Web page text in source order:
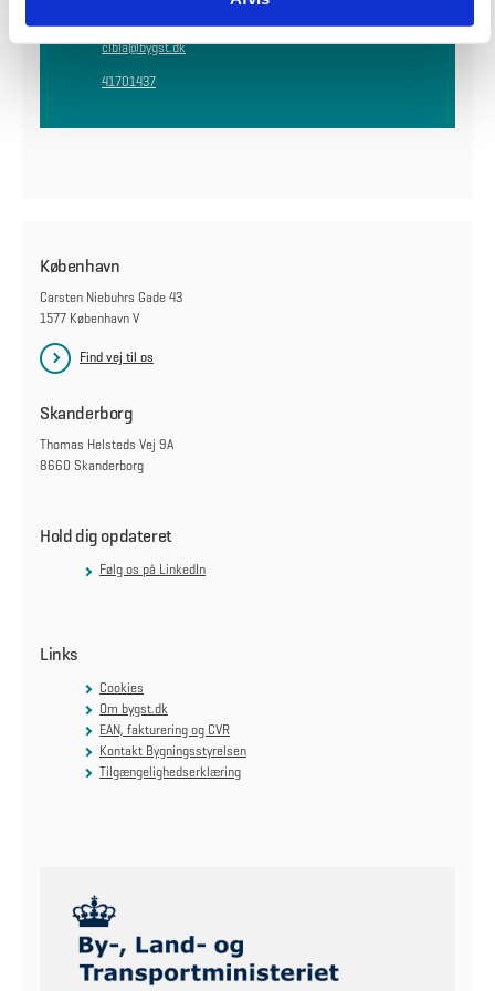
clbla@bygst.dk
41701437
København
Carsten Niebuhrs Gade 43
1577 København V
Find vej til os
Skanderborg
Thomas Helsteds Vej 9A
8660 Skanderborg
Hold dig opdateret
Følg os på LinkedIn
Links
Cookies
Om bygst.dk
EAN, fakturering og CVR
Kontakt Bygningsstyrelsen
Tilgængelighedserklæring